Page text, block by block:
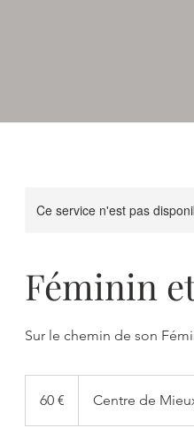
Ce service n'est pas
Féminin
Sur le chemin de son
60 € Centre de